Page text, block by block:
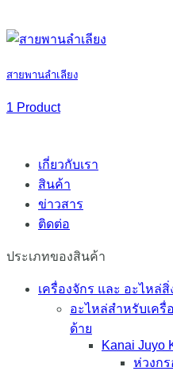
สายพานลำเลียง
1 Product
เกี่ยวกับเรา
สินค้า
ข่าวสาร
ติดต่อ
ประเภทของสินค้า
เครื่องจักร และ อะไหล่สิ่
อะไหล่สำหรับเครื่
ด้าย
Kanai Juyo
ห่วงกร